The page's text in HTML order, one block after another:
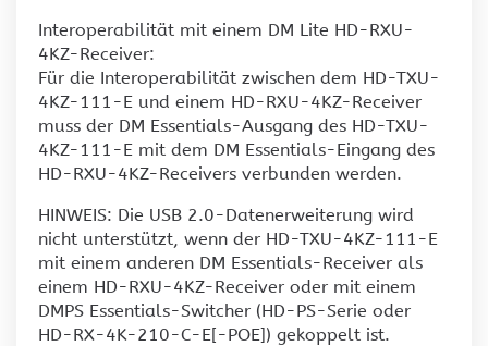
Interoperabilität mit einem DM Lite HD-RXU-
4KZ-Receiver:
Für die Interoperabilität zwischen dem HD-TXU-
4KZ-111-E und einem HD-RXU-4KZ-Receiver
muss der DM Essentials-Ausgang des HD-TXU-
4KZ-111-E mit dem DM Essentials-Eingang des
HD-RXU-4KZ-Receivers verbunden werden.
HINWEIS: Die USB 2.0-Datenerweiterung wird
nicht unterstützt, wenn der HD-TXU-4KZ-111-E
mit einem anderen DM Essentials-Receiver als
einem HD-RXU-4KZ-Receiver oder mit einem
DMPS Essentials-Switcher (HD-PS-Serie oder
HD-RX-4K-210-C-E[-POE]) gekoppelt ist.